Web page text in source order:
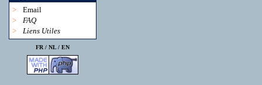
>
Email
>
FAQ
>
Liens Utiles
FR / NL/ EN